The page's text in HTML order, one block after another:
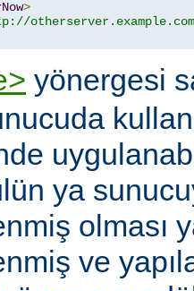
>
yönergesi
ya
olması
ve